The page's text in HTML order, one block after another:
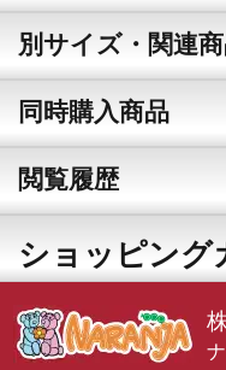
別サイズ・関連
同時購入商品
閲覧履歴
ショッピング